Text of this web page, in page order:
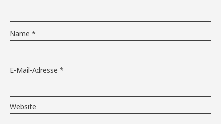
Name *
E-Mail-Adresse *
Website